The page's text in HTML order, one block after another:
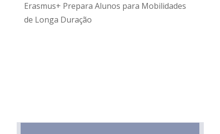
Erasmus+ Prepara Alunos para Mobilidades
de Longa Duração